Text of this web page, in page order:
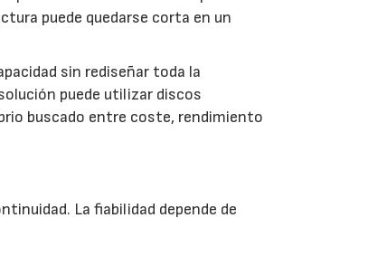
puede quedarse corta en un
sin rediseñar toda la
puede utilizar discos
buscado entre coste, rendimiento
La fiabilidad depende de